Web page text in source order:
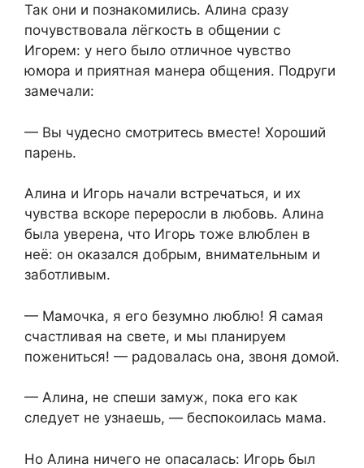
Так они и познакомились. Алина сразу
почувствовала лёгкость в общении с
Игорем: у него было отличное чувство
юмора и приятная манера общения. Подруги
замечали:
— Вы чудесно смотритесь вместе! Хороший
парень.
Алина и Игорь начали встречаться, и их
чувства вскоре переросли в любовь. Алина
была уверена, что Игорь тоже влюблен в
неё: он оказался добрым, внимательным и
заботливым.
— Мамочка, я его безумно люблю! Я самая
счастливая на свете, и мы планируем
пожениться! — радовалась она, звоня домой.
— Алина, не спеши замуж, пока его как
следует не узнаешь, — беспокоилась мама.
Но Алина ничего не опасалась: Игорь был